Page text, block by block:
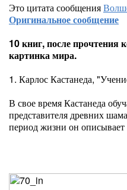
Это цитата сообщения
Оригинальное сообщение
10 книг, после прочтения
картинка мира.
1. Карлос Кастанеда,
В свое время Кастанеда
представителя древних
период жизни он описывает